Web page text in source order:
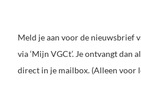
Meld je aan voor de nieuwsbrief
via ‘Mijn VGCt’. Je ontvangt dan
direct in je mailbox. (Alleen voor